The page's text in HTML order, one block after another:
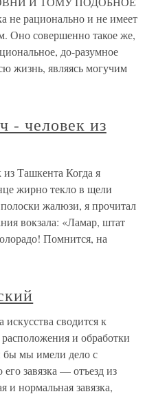
не рационально и не имеет
Оно совершенно такое же,
до-разумное
жизнь, являясь могучим
- человек из
Ташкента Когда я
жирно текло в щели
жалюзи, я прочитал
вокзала: «Ламар, штат
Помнится, на
сводится к
и обработки
бы мы имели дело с
завязка — отъезд из
нормальная завязка,